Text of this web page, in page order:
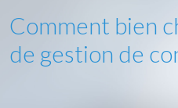
Comment bien
de gestion de